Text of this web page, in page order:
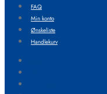
FAQ
Min konto
Ønskeliste
Handlekurv